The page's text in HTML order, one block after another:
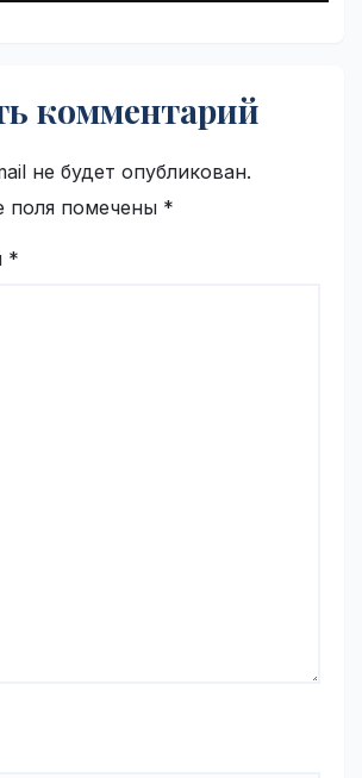
комментарий
не будет опубликован.
поля помечены *
*